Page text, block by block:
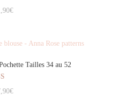
€
Tailles 34 au 52
€